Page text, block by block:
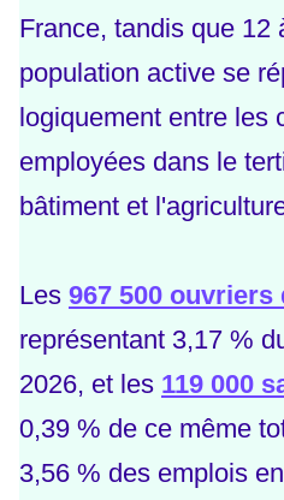
France, tandis que 12
population active se
logiquement entre les
employées dans le
bâtiment et
Les 967 500 ouvriers
représentant 3,17 %
2026, et les 119 000
0,39 % de ce même
3,56 % des emplois